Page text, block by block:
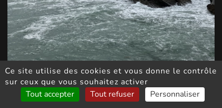
Ce site utilise des cookies et vous donne le contrôle
sur ceux que vous souhaitez activer
Tout accepter
Tout refuser Personnaliser